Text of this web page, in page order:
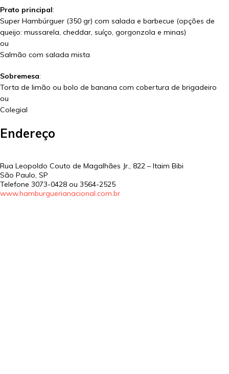
Prato principal:
Super Hambúrguer (350 gr) com salada e barbecue (opções de
queijo: mussarela, cheddar, suíço, gorgonzola e minas)
ou
Salmão com salada mista
Sobremesa:
Torta de limão ou bolo de banana com cobertura de brigadeiro
ou
Colegial
Endereço
Rua Leopoldo Couto de Magalhães Jr., 822 – Itaim Bibi
São Paulo, SP
Telefone 3073-0428 ou 3564-2525
www.hamburguerianacional.com.br